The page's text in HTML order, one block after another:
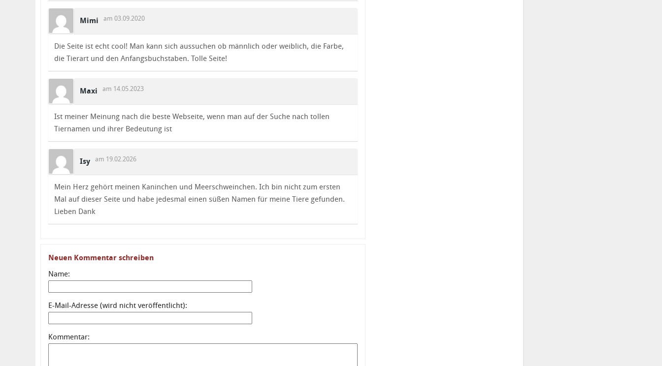
Mimi am 03.09.2020
Die Seite ist echt cool! Man kann sich aussuchen ob männlich oder weiblich, die Farbe,
die Tierart und den Anfangsbuchstaben. Tolle Seite!
Maxi am 14.05.2023
Ist meiner Meinung nach die beste Webseite, wenn man auf der Suche nach tollen
Tiernamen und ihrer Bedeutung ist
Isy am 19.02.2026
Mein Herz gehört meinen Kaninchen und Meerschweinchen. Ich bin nicht zum ersten
Mal auf dieser Seite und habe jedesmal einen süßen Namen für meine Tiere gefunden.
Lieben Dank
Neuen Kommentar schreiben
Name:
E-Mail-Adresse (wird nicht veröffentlicht):
Kommentar: